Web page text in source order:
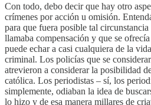
Con todo, debo decir que hay otro
crímenes por acción u omisión.
para que fuera posible tal
llamaba compensación y que se
puede echar a casi cualquiera de la
criminal. Los policías que se
atrevieron a considerar la posibilidad
católica. Los periodistas – sí, los
simplemente, odiaban la idea de
lo hizo y de esa manera millares de